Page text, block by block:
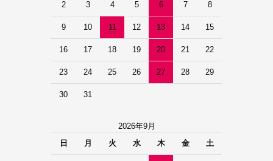
2 3 4 5 6 7 8
9 10 11 12 13 14 15
16 17 18 19 20 21 22
23 24 25 26 27 28 29
30 31
2026年9月
日
月 火 水 木 金 土